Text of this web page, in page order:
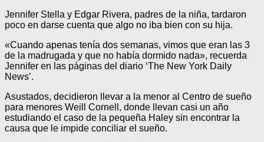
Jennifer Stella y Edgar Rivera, padres de la niña, tardaron
poco en darse cuenta que algo no iba bien con su hija.
«Cuando apenas tenía dos semanas, vimos que eran las 3
de la madrugada y que no había dormido nada», recuerda
Jennifer en las páginas del diario ‘The New York Daily
News’.
Asustados, decidieron llevar a la menor al Centro de sueño
para menores Weill Cornell, donde llevan casi un año
estudiando el caso de la pequeña Haley sin encontrar la
causa que le impide conciliar el sueño.